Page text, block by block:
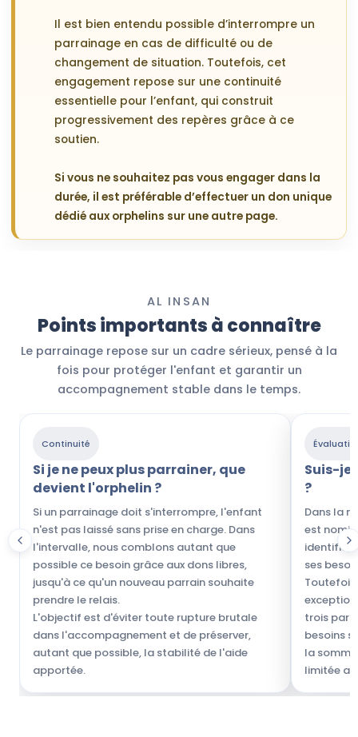
Il est bien entendu possible d’interrompre un
parrainage en cas de difficulté ou de
changement de situation. Toutefois, cet
engagement repose sur une continuité
essentielle pour l’enfant, qui construit
progressivement des repères grâce à ce
soutien.
Si vous ne souhaitez pas vous engager dans la
durée, il est préférable d’effectuer un don unique
dédié aux orphelins sur une autre page.
AL INSAN
Points importants à connaître
Le parrainage repose sur un cadre sérieux, pensé à la
fois pour protéger l'enfant et garantir un
accompagnement stable dans le temps.
Continuité
Si je ne peux plus parrainer, que
devient l'orphelin ?
Si un parrainage doit s'interrompre, l'enfant
n'est pas laissé sans prise en charge. Dans
l'intervalle, nous comblons autant que
possible ce besoin grâce aux dons libres,
jusqu'à ce qu'un nouveau parrain souhaite
prendre le relais.
L'objectif est d'éviter toute rupture brutale
dans l'accompagnement et de préserver,
autant que possible, la stabilité de l'aide
apportée.
Suis-je
?
Dans la
est
identifié,
ses
trois
besoins
la
limitée